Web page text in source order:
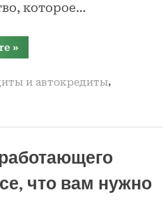
которое…
“Совместно
нажитое
банкротстве
аспекты
»
и автокредиты,
что вам нужно